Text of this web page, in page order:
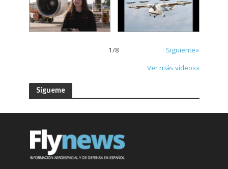
1/8
Siguiente»
Ver más vídeos»
Sígueme